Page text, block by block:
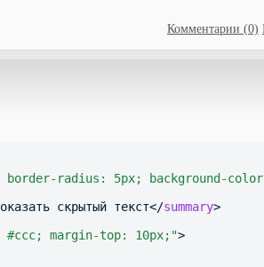
Комментарии (0)
border-radius: 5px; background-
скрытый текст</summary>
margin-top: 10px;">